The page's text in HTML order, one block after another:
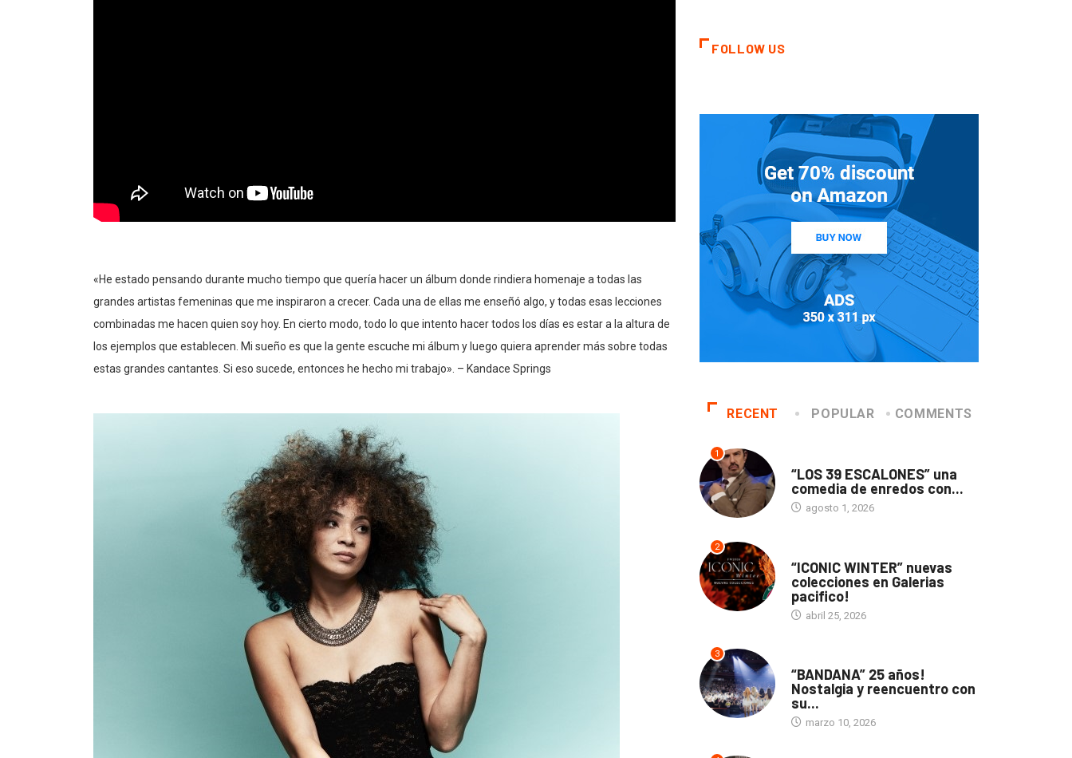
«He estado pensando durante mucho tiempo que quería hacer un álbum donde rindiera homenaje a todas las
grandes artistas femeninas que me inspiraron a crecer. Cada una de ellas me enseñó algo, y todas esas lecciones
combinadas me hacen quien soy hoy. En cierto modo, todo lo que intento hacer todos los días es estar a la altura de
los ejemplos que establecen. Mi sueño es que la gente escuche mi álbum y luego quiera aprender más sobre todas
estas grandes cantantes. Si eso sucede, entonces he hecho mi trabajo». – Kandace Springs
FOLLOW US
RECENT POPULAR COMMENTS
1
“LOS 39 ESCALONES” una
comedia de enredos con...
agosto 1, 2026
2
“ICONIC WINTER” nuevas
colecciones en Galerias
pacifico!
abril 25, 2026
3
“BANDANA” 25 años!
Nostalgia y reencuentro con
su...
marzo 10, 2026